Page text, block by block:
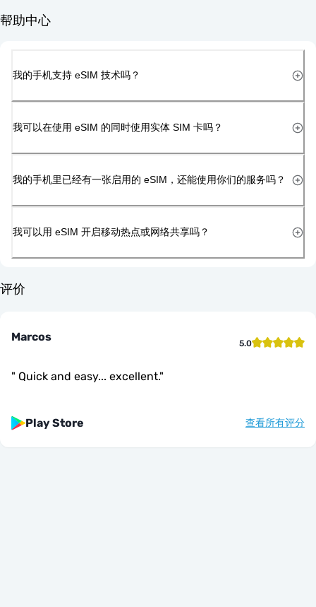
帮助中心
我的手机支持 eSIM 技术吗？
我可以在使用 eSIM 的同时使用实体 SIM 卡吗？
我的手机里已经有一张启用的 eSIM，还能使用你们的服务吗？
我可以用 eSIM 开启移动热点或网络共享吗？
评价
Marcos 5.0
" Quick and easy... excellent."
Play Store 查看所有评分